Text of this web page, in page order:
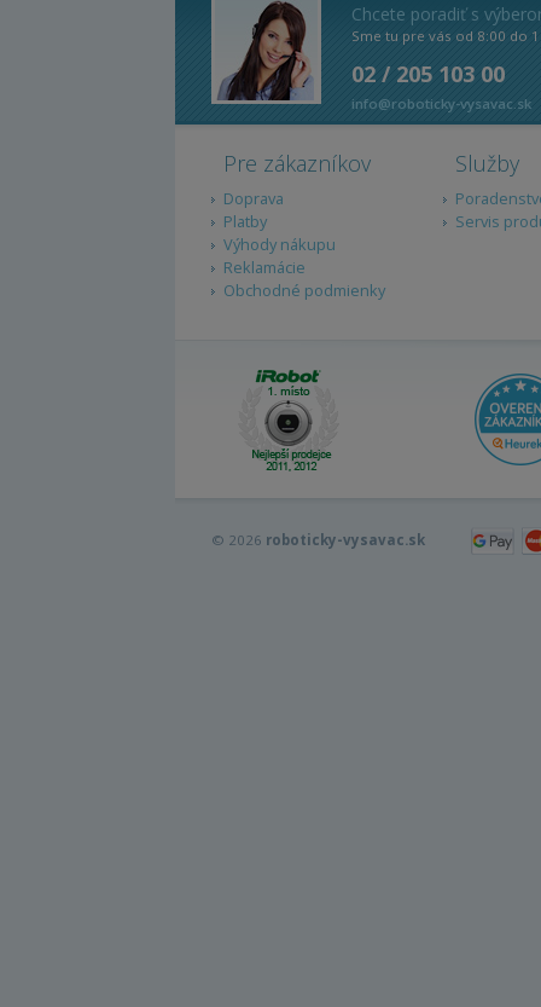
Chcete poradiť s
Sme tu pre vás od 8:00 do
02 / 205 103 00
info@roboticky-vysavac.sk
Pre zákazníkov
Doprava
Platby
Výhody nákupu
Reklamácie
Obchodné podmienky
Služby
Servis
© 2026 roboticky-vysavac.sk